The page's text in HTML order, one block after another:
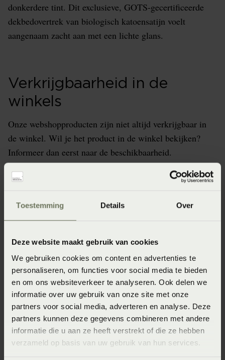
Toestemming Details Over
Deze website maakt gebruik van cookies
We gebruiken cookies om content en advertenties te
personaliseren, om functies voor social media te bieden
en om ons websiteverkeer te analyseren. Ook delen we
informatie over uw gebruik van onze site met onze
partners voor social media, adverteren en analyse. Deze
partners kunnen deze gegevens combineren met andere
informatie die u aan ze heeft verstrekt of die ze hebben
verzameld op basis van uw gebruik van hun services.
donkerdere tint. Dit exclusieve, GOTS-gecertificeerde
dekbedovertrek van biologisch katoensatijn voelt
aangenaam zacht aan met een lichte glans.
Verkrijgbaarheid in de
winkels
Onze webshopproducten zijn niet altijd verkrijgbaar in
de winkel. Wil je het product in de winkel bekijken?
Informeer dan eerst naar de beschikbaarheid.
Specificaties
Artikelnummer
8715944865128
Afmeting
60x70 (60 x 70 cm)
Seizoen
FW2024
Wasinstructie